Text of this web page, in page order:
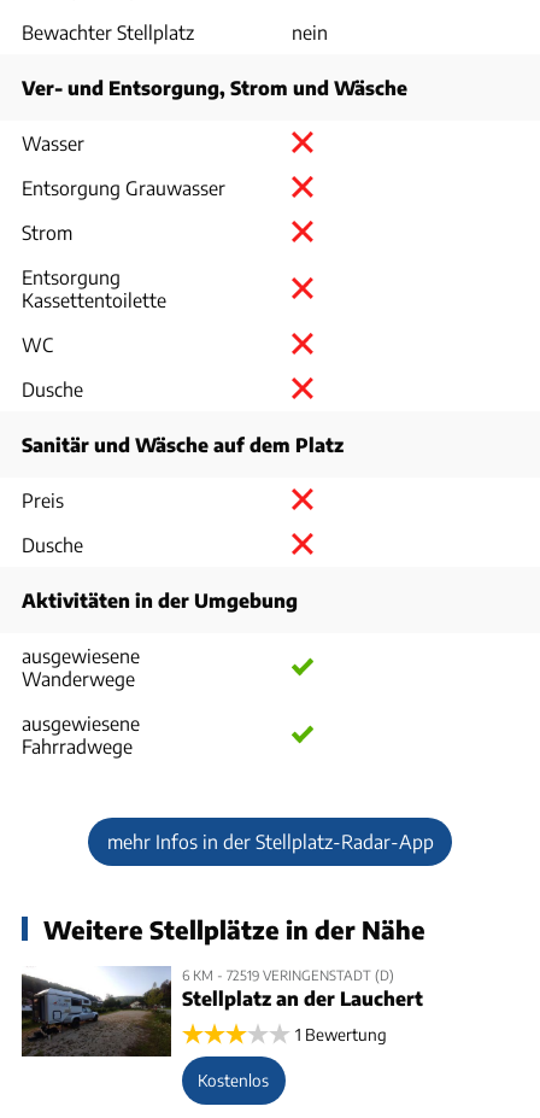
Bewachter Stellplatz
nein
Ver- und Entsorgung, Strom und Wäsche
Wasser
Entsorgung Grauwasser
Strom
Entsorgung
Kassettentoilette
WC
Dusche
Sanitär und Wäsche auf dem Platz
Preis
Dusche
Aktivitäten in der Umgebung
ausgewiesene
Wanderwege
ausgewiesene
Fahrradwege
mehr Infos in der Stellplatz-Radar-App
Weitere Stellplätze in der Nähe
6 KM - 72519 VERINGENSTADT (D)
Stellplatz an der Lauchert
1 Bewertung
Kostenlos